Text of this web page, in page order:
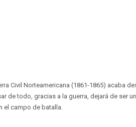
Civil Norteamericana (1861-1865) acaba
de todo, gracias a la guerra, dejará de ser
el campo de batalla.